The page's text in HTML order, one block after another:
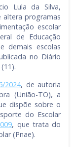
Lula da Silva,
altera programas
escolar
de Educação
demais escolas
no Diário
2024, de autoria
(União-TO), a
dispõe sobre o
do Escolar
, que trata do
(Pnae).